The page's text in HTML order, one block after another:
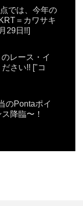
では、今年の
＝カワサキ
29日!!]
レース・イ
さい!! ["コ
のPontaポイ
降臨〜！